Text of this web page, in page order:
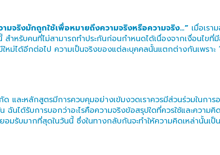
ามจริงมักถูกใช้เพื่อหมายถึงความจริงหรือความจริง…” เมื่อเรา
หรับคนที่ไม่สามารถทำประกันก่อนกำหนดได้เนื่องจากเงื่อนไข
หม่ได้อีกต่อไป ความเป็นจริงของแต่ละบุคคลนั้นแตกต่างกันเพรา
กัด และหลักสูตรมีการควบคุมอย่างเข้มงวดเราควรมีส่วนร่วมในก
นได้รับการบอกว่าอะไรคือความจริงข้อสรุปใดที่ควรใช้และความ
อมรับมากที่สุดในวันนี้ ซึ่งในทางกลับกันจะทำให้ความคิดเหล่านั้นเ